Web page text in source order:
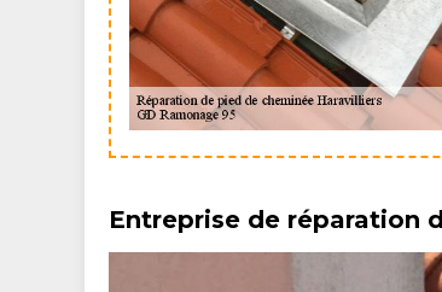
Entreprise de réparation